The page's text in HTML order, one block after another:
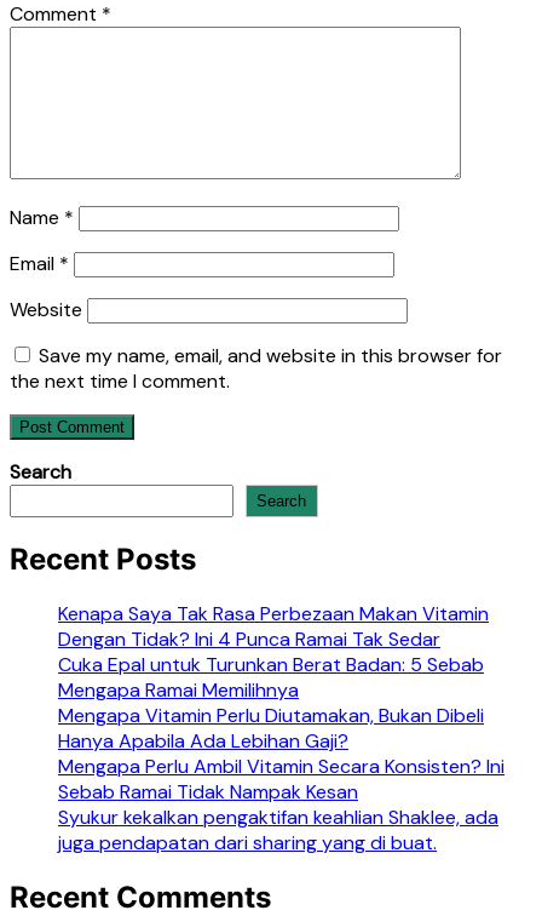
Comment *
Name *
Email *
Website
Save my name, email, and website in this browser for
the next time I comment.
Search
Search
Recent Posts
Kenapa Saya Tak Rasa Perbezaan Makan Vitamin
Dengan Tidak? Ini 4 Punca Ramai Tak Sedar
Cuka Epal untuk Turunkan Berat Badan: 5 Sebab
Mengapa Ramai Memilihnya
Mengapa Vitamin Perlu Diutamakan, Bukan Dibeli
Hanya Apabila Ada Lebihan Gaji?
Mengapa Perlu Ambil Vitamin Secara Konsisten? Ini
Sebab Ramai Tidak Nampak Kesan
Syukur kekalkan pengaktifan keahlian Shaklee, ada
juga pendapatan dari sharing yang di buat.
Recent Comments